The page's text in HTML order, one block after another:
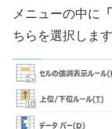
メニューの中に
ちらを選択します